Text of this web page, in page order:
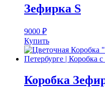
Зефирка S
9000 ₽
Купить
Коробка